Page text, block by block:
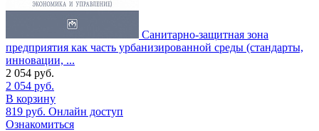
Санитарно-защитная зона
предприятия как часть урбанизированной среды (стандарты,
инновации, ...
2 054 руб.
2 054 руб.
В корзину
819 руб. Онлайн доступ
Ознакомиться